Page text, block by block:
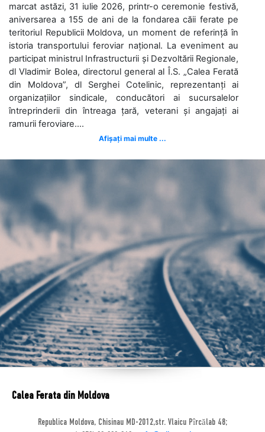
marcat astăzi, 31 iulie 2026, printr-o ceremonie festivă,
aniversarea a 155 de ani de la fondarea căii ferate pe
teritoriul Republicii Moldova, un moment de referință în
istoria transportului feroviar național. La eveniment au
participat ministrul Infrastructurii și Dezvoltării Regionale,
dl Vladimir Bolea, directorul general al Î.S. „Calea Ferată
din Moldova”, dl Serghei Cotelinic, reprezentanți ai
organizațiilor sindicale, conducători ai sucursalelor
întreprinderii din întreaga țară, veterani și angajați ai
ramurii feroviare....
Afișați mai multe ...
Calea Ferata din Moldova
Republica Moldova, Chisinau MD-2012,str. Vlaicu Pîrcălab 48;